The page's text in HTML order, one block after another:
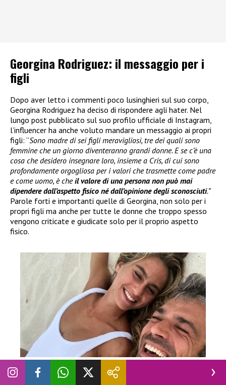
Georgina Rodriguez: il messaggio per i
figli
Dopo aver letto i commenti poco lusinghieri sul suo corpo,
Georgina Rodriguez ha deciso di rispondere agli hater. Nel
lungo post pubblicato sul suo profilo ufficiale di Instagram,
l’influencer ha anche voluto mandare un messaggio ai propri
figli: “Sono madre di sei figli meravigliosi, tre dei quali sono
femmine che un giorno diventeranno grandi donne. E se c’è una
cosa che desidero insegnare loro, insieme a Cris, di cui sono
profondamente orgogliosa per i valori che trasmette come padre
e come uomo, è cheil valore di una persona non può mai
dipendere dall’aspetto fisico né dall’opinione degli sconosciuti.”
Parole forti e importanti quelle di Georgina, non solo per i
propri figli ma anche per tutte le donne che troppo spesso
vengono criticate e giudicate solo per il proprio aspetto
fisico.
GOSSIP